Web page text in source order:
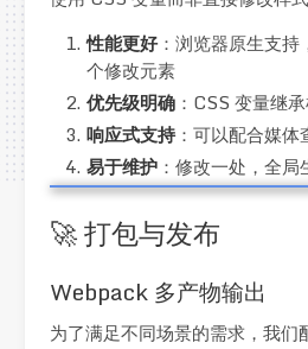
性能更好：浏览器原生支
个修改元素
优先级明确：CSS 变量继
响应式支持：可以配合媒体
易于维护：修改一处，全局
🚀 打包与发布
Webpack 多产物输出
为了满足不同场景的需求，我们